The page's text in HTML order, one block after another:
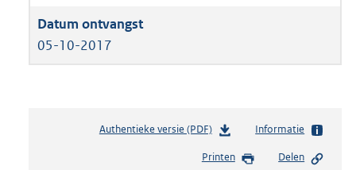
05-10-2017
Authentieke versie (PDF)b
s
Informatie
Printen Delen